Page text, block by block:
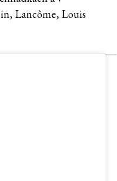
Lancôme, Louis